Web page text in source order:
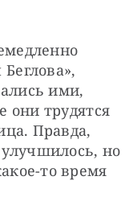
ими,
они трудятся
Правда,
улучшилось, но
то время